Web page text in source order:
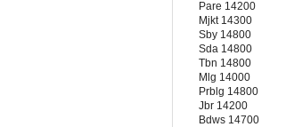
Pare 14200
Mjkt 14300
Sby 14800
Sda 14800
Tbn 14800
Mlg 14000
Prblg 14800
Jbr 14200
Bdws 14700